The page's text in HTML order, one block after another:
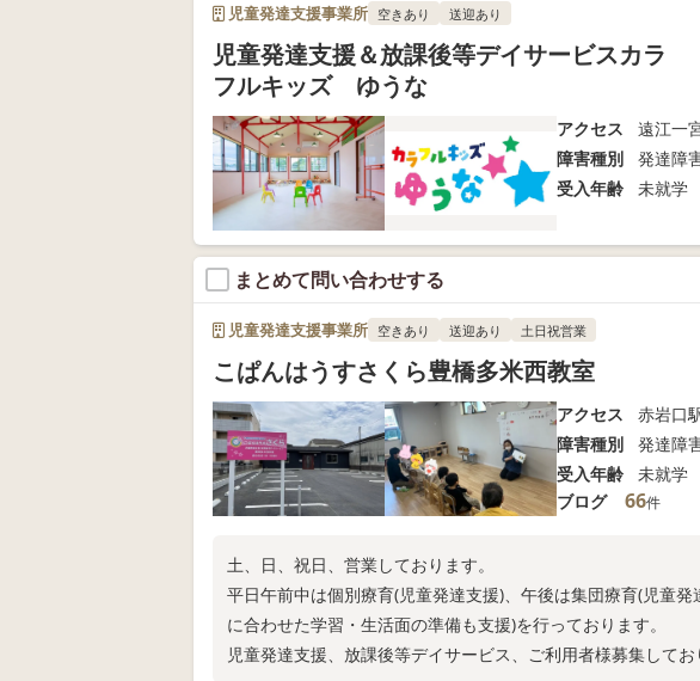
児童発達支援事業所 空きあり 送迎あり
児童発達支援＆放課後等デイサービスカラ
フルキッズ ゆうな
アクセス
遠江一
障害種別
発達障
受入年齢
未就
まとめて問い合わせする
児童発達支援事業所 空きあり 送迎あり 土日祝営業
こぱんはうすさくら豊橋多米西教室
アクセス
赤岩口
障害種別
発達障
受入年齢
未就学
ブログ
66件
土、日、祝日、営業しております。
平日午前中は個別療育(児童発達支援)、午後は集団療育(児童
に合わせた学習・生活面の準備も支援)を行っております。
児童発達支援、放課後等デイサービス、ご利用者様募集して